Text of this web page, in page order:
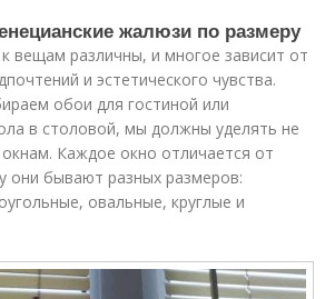
жалюзи по размеру
вещам различны, и многое зависит от
и эстетического чувства.
обои для гостиной или
в столовой, мы должны уделять не
Каждое окно отличается от
они бывают разных размеров:
овальные, круглые и